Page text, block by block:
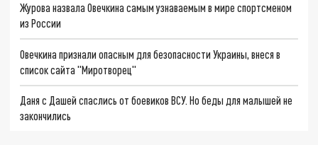
Журова назвала Овечкина самым узнаваемым в мире спортсменом
из России
Овечкина признали опасным для безопасности Украины, внеся в
список сайта "Миротворец"
Даня с Дашей спаслись от боевиков ВСУ. Но беды для малышей не
закончились